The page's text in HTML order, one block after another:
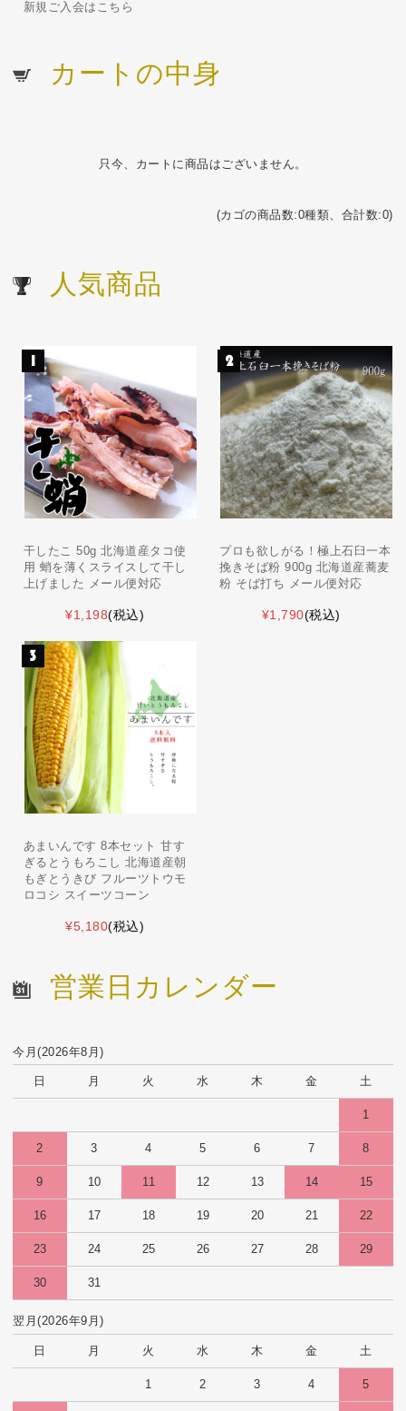
新規ご入会はこちら
カートの中身
只今、カートに商品はございません。
(カゴの商品数:0種類、合計数:0)
人気商品
干したこ 50g 北海道産タコ使
用 蛸を薄くスライスして干し
上げました メール便対応
¥1,198(税込)
プロも欲しがる！極上石臼一本
挽きそば粉 900g 北海道産蕎麦
粉 そば打ち メール便対応
¥1,790(税込)
あまいんです 8本セット 甘す
ぎるとうもろこし 北海道産朝
もぎとうきび フルーツトウモ
ロコシ スイーツコーン
¥5,180(税込)
営業日カレンダー
今月(2026年8月)
日 月 火 水 木 金 土
1
2 3 4 5 6 7 8
9 10 11 12 13 14 15
16 17 18 19 20 21 22
23 24 25 26 27 28 29
30 31
翌月(2026年9月)
日 月 火 水 木 金 土
1 2 3 4 5